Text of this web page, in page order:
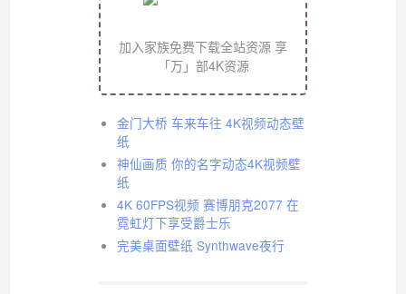
加入家族免费下载全站资源 享
「万」部4K资源
金门大桥 车来车往 4K视频动态壁
纸
神仙画质 你的名字动态4K视频壁
纸
4K 60FPS视频 赛博朋克2077 在
霓虹灯下享受爵士乐
完美桌面壁纸 Synthwave夜行